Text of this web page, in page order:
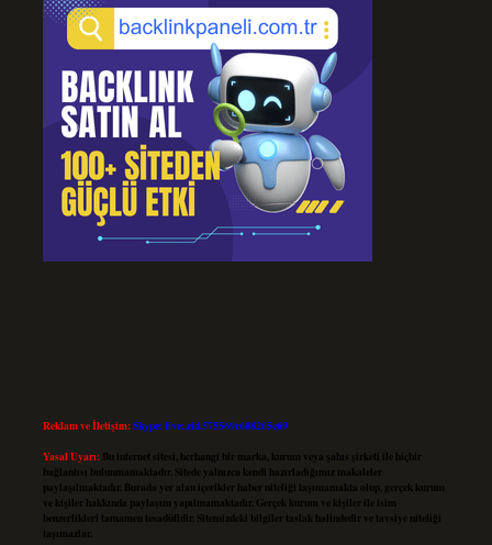
Reklam ve İletişim:Skype: live:.cid.575569c608265c69
Yasal Uyarı: Bu internet sitesi, herhangi bir marka, kurum veya şahıs şirketi ile hiçbir
bağlantısı bulunmamaktadır. Sitede yalnızca kendi hazırladığımız makaleler
paylaşılmaktadır. Burada yer alan içerikler haber niteliği taşımamakta olup, gerçek kurum
ve kişiler hakkında paylaşım yapılmamaktadır. Gerçek kurum ve kişiler ile isim
benzerlikleri tamamen tesadüfidir. Sitemizdeki bilgiler taslak halindedir ve tavsiye niteliği
taşımazlar.